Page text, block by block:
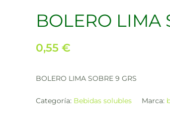
BOLERO LIMA
0,55 €
BOLERO LIMA SOBRE 9 GRS
Categoría: Bebidas solubles Marca: